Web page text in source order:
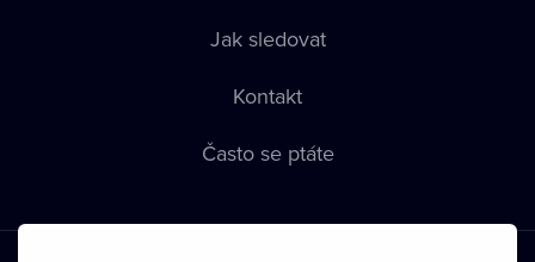
Jak sledovat
Kontakt
Často se ptáte